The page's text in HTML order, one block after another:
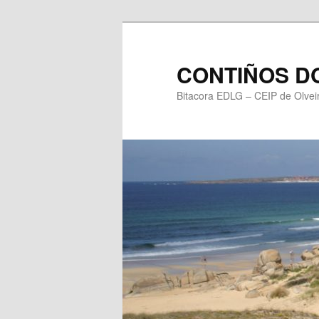
CONTIÑOS
Bitacora EDLG – CEIP de